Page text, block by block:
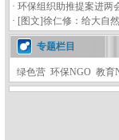
· 环保组织助推提案进两
· [图文]徐仁修：给大自
专题栏目
绿色营 环保NGO 教育